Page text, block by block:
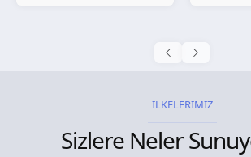
İLKELERİMİZ
Sizlere Neler